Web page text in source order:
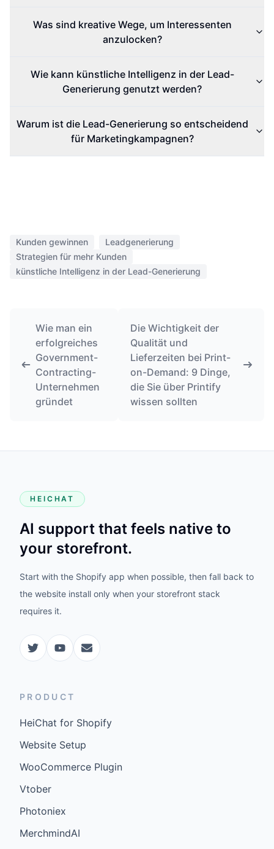
Was sind kreative Wege, um Interessenten
anzulocken?
Wie kann künstliche Intelligenz in der Lead-
Generierung genutzt werden?
Warum ist die Lead-Generierung so entscheidend
für Marketingkampagnen?
Kunden gewinnen
Leadgenerierung
Strategien für mehr Kunden
künstliche Intelligenz in der Lead-Generierung
Wie man ein
erfolgreiches
Government-
Contracting-
Unternehmen
gründet
Die Wichtigkeit der
Qualität und
Lieferzeiten bei Print-
on-Demand: 9 Dinge,
die Sie über Printify
wissen sollten
HEICHAT
AI support that feels native to
your storefront.
Start with the Shopify app when possible, then fall back to
the website install only when your storefront stack
requires it.
PRODUCT
HeiChat for Shopify
Website Setup
WooCommerce Plugin
Vtober
Photoniex
MerchmindAI